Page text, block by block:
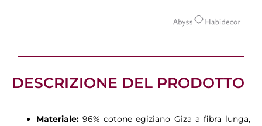
DESCRIZIONE DEL PRODOTTO
Materiale: 96% cotone egiziano Giza a fibra lunga,